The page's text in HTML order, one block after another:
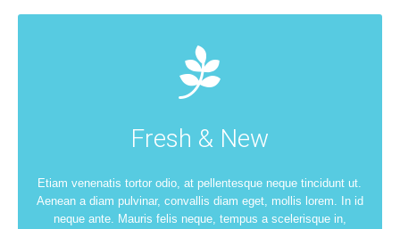
Fresh & New
Etiam venenatis tortor odio, at pellentesque neque tincidunt ut.
Aenean a diam pulvinar, convallis diam eget, mollis lorem. In id
neque ante. Mauris felis neque, tempus a scelerisque in,